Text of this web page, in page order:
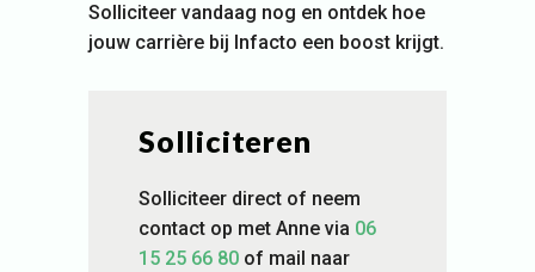
Solliciteer vandaag nog en ontdek hoe
jouw carrière bij Infacto een boost krijgt.
Solliciteren
Solliciteer direct of neem
contact op met Anne via 06
15 25 66 80 of mail naar